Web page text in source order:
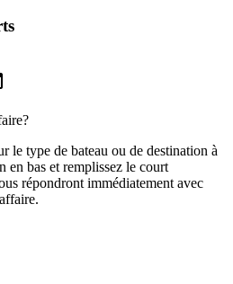
le type de bateau ou de destination à
en bas et remplissez le court
répondront immédiatement avec